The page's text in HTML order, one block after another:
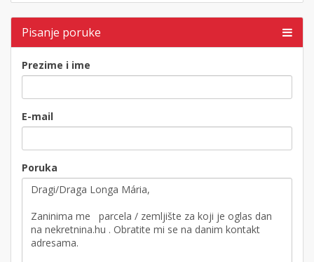
Pisanje poruke
Prezime i ime
E-mail
Poruka